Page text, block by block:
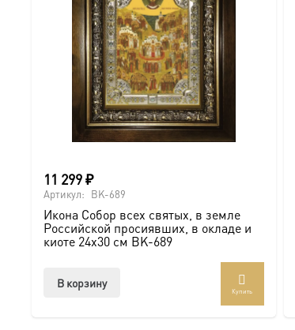
11 299₽
Артикул: BK-689
Икона Собор всех святых, в земле
Российской просиявших, в окладе и
киоте 24х30 см BK-689
В корзину
Купить